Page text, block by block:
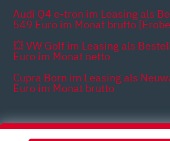
Audi Q4 e-tron im Leasing als
549 Euro im Monat brutto
💥 VW Golf im Leasing als
Euro im Monat netto
Cupra Born im Leasing als
Euro im Monat brutto